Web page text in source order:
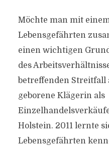
Möchte man mit
Lebensgefährten
einen wichtigen
des
betreffenden Streitfall
geborene Klägerin als
Holstein. 2011 lernte
Lebensgefährten